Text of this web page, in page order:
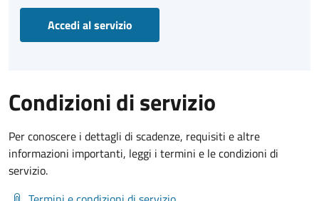
Accedi al servizio
Condizioni di servizio
Per conoscere i dettagli di scadenze, requisiti e altre
informazioni importanti, leggi i termini e le condizioni di
servizio.